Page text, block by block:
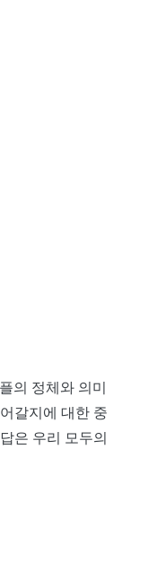
의 정체와 의미
갈지에 대한 중
은 우리 모두의